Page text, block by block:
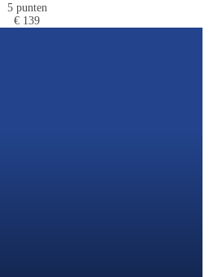
5 punten
€ 139